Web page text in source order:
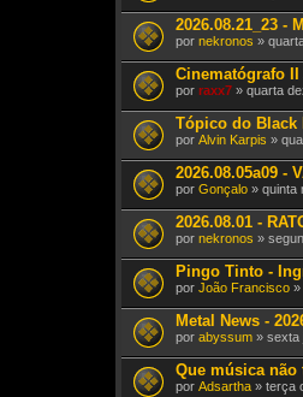
c
o
t
e
m
u
m
a
v
t
a
ç
ã
o
.
2026.08.21_23 -
por nekronos »
Cinematógrafo II
por raxx7 » quarta
Tópico do Black
por Alvin Karpis »
2026.08.05a09 -
por Gonçalo » quinta
2026.08.01 -
por nekronos »
Pingo Tinto -
por João Francisco »
Metal News -
por abyssum » sexta
Que música não
por Adsartha » terça